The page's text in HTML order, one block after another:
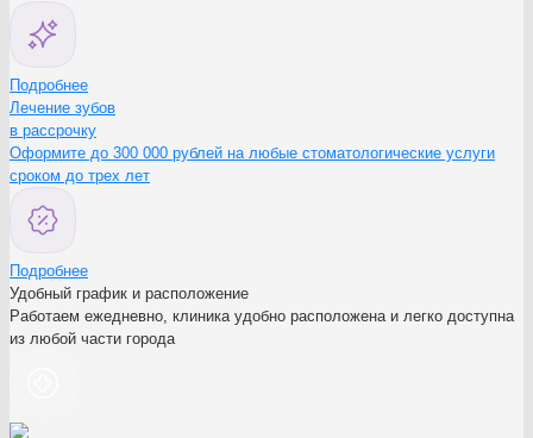
Подробнее
Лечение зубов
в рассрочку
Оформите до 300 000 рублей на любые стоматологические услуги
сроком до трех лет
Подробнее
Удобный график и расположение
Работаем ежедневно, клиника удобно расположена и легко доступна
из любой части города